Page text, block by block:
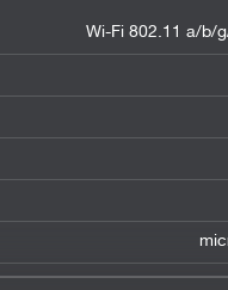
Wi-Fi 802.11 a/b/